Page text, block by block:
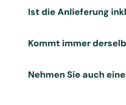
Ist die Anlieferung
Kommt immer
Nehmen Sie auch